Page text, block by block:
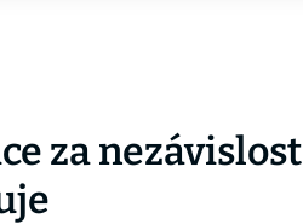
za nezávislost